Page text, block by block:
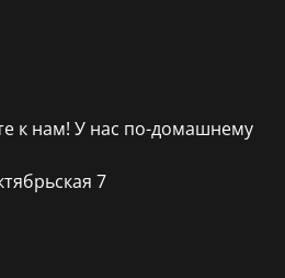
к нам! У нас по-домашнему
7